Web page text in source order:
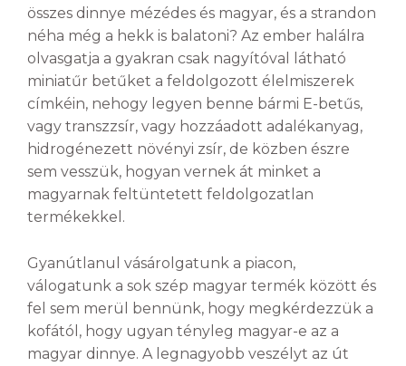
összes dinnye mézédes és magyar, és a strandon
néha még a hekk is balatoni? Az ember halálra
olvasgatja a gyakran csak nagyítóval látható
miniatűr betűket a feldolgozott élelmiszerek
címkéin, nehogy legyen benne bármi E-betűs,
vagy transzzsír, vagy hozzáadott adalékanyag,
hidrogénezett növényi zsír, de közben észre
sem vesszük, hogyan vernek át minket a
magyarnak feltüntetett feldolgozatlan
termékekkel.
Gyanútlanul vásárolgatunk a piacon,
válogatunk a sok szép magyar termék között és
fel sem merül bennünk, hogy megkérdezzük a
kofától, hogy ugyan tényleg magyar-e az a
magyar dinnye. A legnagyobb veszélyt az út